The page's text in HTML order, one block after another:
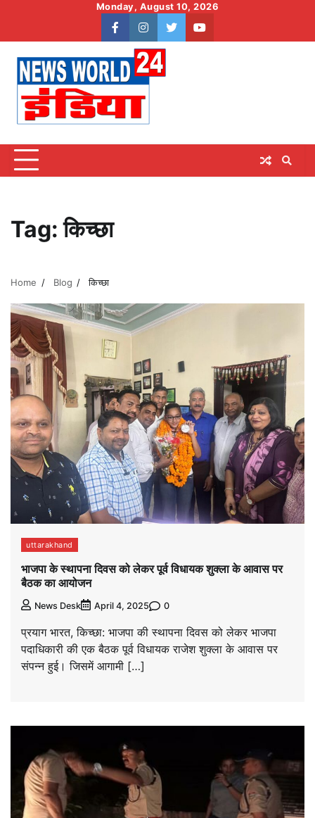
content
Monday, August 10, 2026
facebookinstagram
twitteryoutube
Tag:किच्छा
Home Blog किच्छा
uttarakhand
भाजपा के स्थापना दिवस को लेकर पूर्व विधायक शुक्ला के आवास पर
बैठक का आयोजन
News Desk April 4, 2025 0
प्रयाग भारत, किच्छा: भाजपा की स्थापना दिवस को लेकर भाजपा
पदाधिकारी की एक बैठक पूर्व विधायक राजेश शुक्ला के आवास पर
संपन्न हुई। जिसमें आगामी […]